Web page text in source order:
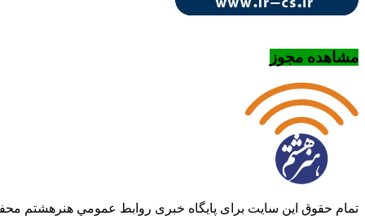
مشاهده مجوز
تمام حقوق این سایت برای پایگاه خبری روابط عمومي هنرهشتم